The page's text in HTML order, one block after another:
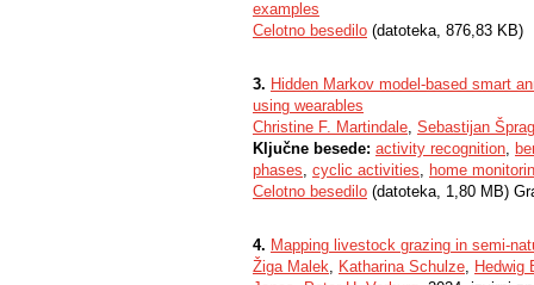
examples
Celotno besedilo (datoteka, 876,83 KB)
3. Hidden Markov model-based smart
using wearables
Christine F. Martindale, Sebastijan
Ključne besede: activity recognition,
phases, cyclic activities, home
Celotno besedilo (datoteka, 1,80 MB)
4. Mapping livestock grazing in
Žiga Malek, Katharina Schulze, Hedwig